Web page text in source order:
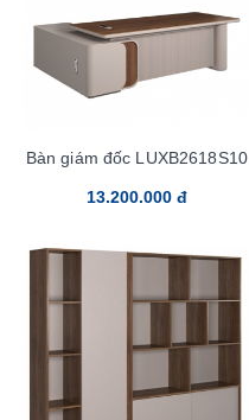
Bàn giám đốc LUXB2618S10
13.200.000 đ